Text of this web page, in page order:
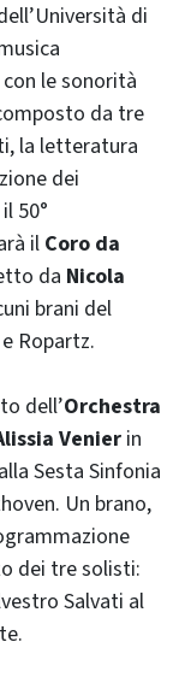
di
le sonorità
da tre
la letteratura
dei
50°
il Coro da
da Nicola
brani del
Ropartz.
dell’Orchestra
Venierin
Sesta Sinfonia
Un brano,
dei tre solisti:
Salvati al